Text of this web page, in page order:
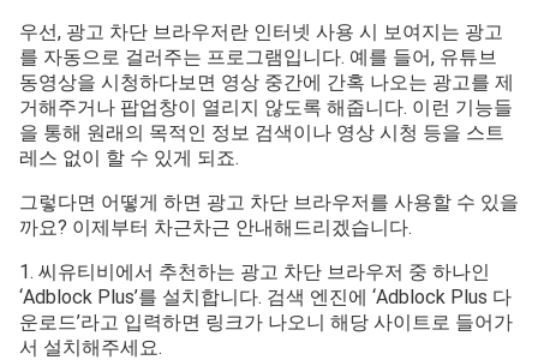
우선, 광고 차단 브라우저란 인터넷 사용 시 보여지는 광고
를 자동으로 걸러주는 프로그램입니다. 예를 들어, 유튜브
동영상을 시청하다보면 영상 중간에 간혹 나오는 광고를 제
거해주거나 팝업창이 열리지 않도록 해줍니다. 이런 기능들
을 통해 원래의 목적인 정보 검색이나 영상 시청 등을 스트
레스 없이 할 수 있게 되죠.
그렇다면 어떻게 하면 광고 차단 브라우저를 사용할 수 있을
까요? 이제부터 차근차근 안내해드리겠습니다.
1. 씨유티비에서 추천하는 광고 차단 브라우저 중 하나인
‘Adblock Plus’를 설치합니다. 검색 엔진에 ‘Adblock Plus 다
운로드’라고 입력하면 링크가 나오니 해당 사이트로 들어가
서 설치해주세요.